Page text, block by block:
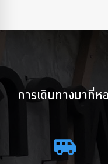
การเดินทางมาที่